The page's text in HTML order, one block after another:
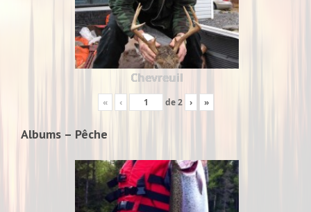
Chevreuil
« ‹ de2 › »
Albums – Pêche